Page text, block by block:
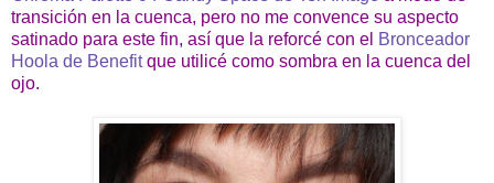
transición en la cuenca, pero no me convence su aspecto
satinado para este fin, así que la reforcé con el Bronceador
Hoola de Benefitque utilicé como sombra en la cuenca del
ojo.